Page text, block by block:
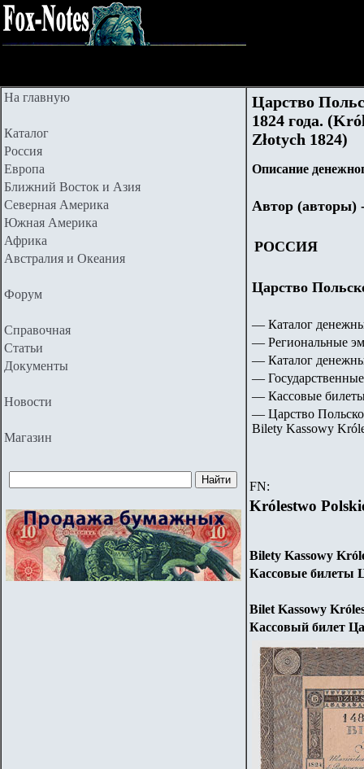
На главную
Каталог
Россия
Европа
Ближний Восток и Азия
Северная Америка
Южная Америка
Африка
Австралия и Океания
Форум
Справочная
Статьи
Документы
Новости
Магазин
Царство
1824 года.
Złotych 1824)
Описание
Автор (авторы)
РОССИЯ
Царство
— Каталог
— Региональные
— Каталог
—
— Кассовые
— Царство
Bilety Kassowy
FN:
Królestwo
Bilety Kassowy
Кассовые билеты
Bilet Kassowy
Кассовый билет